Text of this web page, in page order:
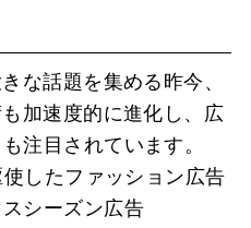
な話題を集める昨今、
加速度的に進化し、広
注目されています。
したファッション広告
シーズン広告